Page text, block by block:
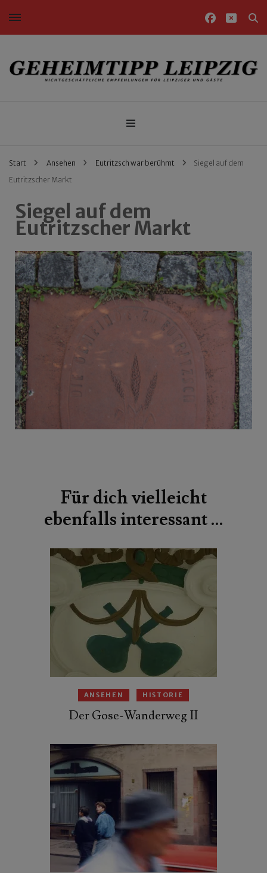
Nichtgeschäftliche Empfehlungen für Leipziger und Gäste
Start Ansehen Eutritzsch war berühmt
Siegel auf dem
Eutritzscher Markt
Siegel auf dem
Eutritzscher Markt
Für dich vielleicht
ebenfalls interessant …
ANSEHEN HISTORIE
Der Gose-Wanderweg II